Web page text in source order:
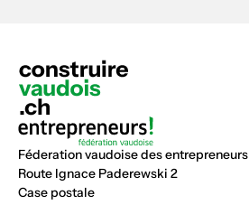
Féderation vaudoise des entrepreneurs
Route Ignace Paderewski 2
Case postale